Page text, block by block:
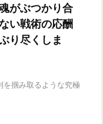
がぶつかり合
い戦術の応酬
り尽くしま
を掴み取るような究極